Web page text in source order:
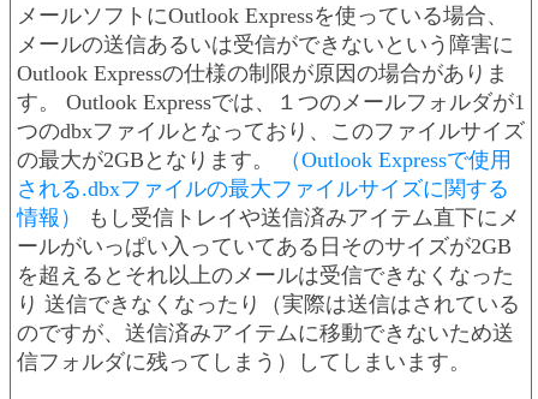
メールソフトにOutlook Expressを使っている場合、
メールの送信あるいは受信ができないという障害に
Outlook Expressの仕様の制限が原因の場合がありま
す。 Outlook Expressでは、１つのメールフォルダが1
つのdbxファイルとなっており、このファイルサイズ
の最大が2GBとなります。
（Outlook Expressで使用
される.dbxファイルの最大ファイルサイズに関する
情報）
もし受信トレイや送信済みアイテム直下にメ
ールがいっぱい入っていてある日そのサイズが2GB
を超えるとそれ以上のメールは受信できなくなった
り 送信できなくなったり（実際は送信はされている
のですが、送信済みアイテムに移動できないため送
信フォルダに残ってしまう）してしまいます。